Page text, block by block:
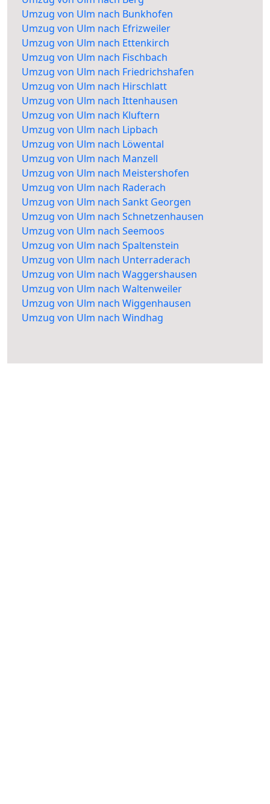
Umzug von Ulm nach Bunkhofen
Umzug von Ulm nach Efrizweiler
Umzug von Ulm nach Ettenkirch
Umzug von Ulm nach Fischbach
Umzug von Ulm nach Friedrichshafen
Umzug von Ulm nach Hirschlatt
Umzug von Ulm nach Ittenhausen
Umzug von Ulm nach Kluftern
Umzug von Ulm nach Lipbach
Umzug von Ulm nach Löwental
Umzug von Ulm nach Manzell
Umzug von Ulm nach Meistershofen
Umzug von Ulm nach Raderach
Umzug von Ulm nach Sankt Georgen
Umzug von Ulm nach Schnetzenhausen
Umzug von Ulm nach Seemoos
Umzug von Ulm nach Spaltenstein
Umzug von Ulm nach Unterraderach
Umzug von Ulm nach Waggershausen
Umzug von Ulm nach Waltenweiler
Umzug von Ulm nach Wiggenhausen
Umzug von Ulm nach Windhag